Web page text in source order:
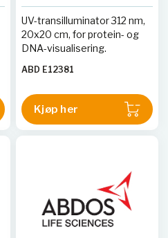
UV-transilluminator 312 nm,
20x20 cm, for protein- og
DNA-visualisering.
ABD E12381
Kjøp her